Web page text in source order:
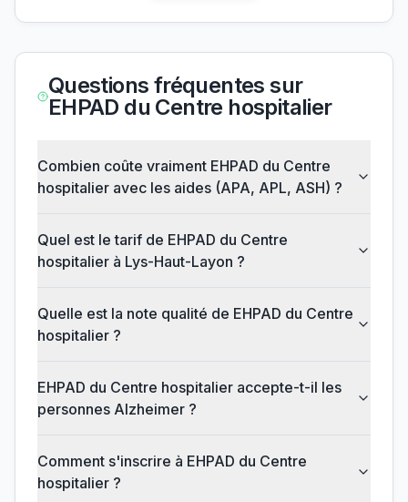
Questions fréquentes sur
EHPAD du Centre hospitalier
Combien coûte vraiment EHPAD du Centre
hospitalier avec les aides (APA, APL, ASH) ?
Quel est le tarif de EHPAD du Centre
hospitalier à Lys-Haut-Layon ?
Quelle est la note qualité de EHPAD du Centre
hospitalier ?
EHPAD du Centre hospitalier accepte-t-il les
personnes Alzheimer ?
Comment s'inscrire à EHPAD du Centre
hospitalier ?